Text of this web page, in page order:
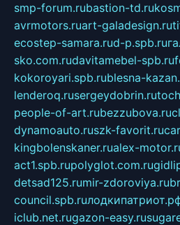
smp-forum.rubastion-td.ru
avrmotors.ruart-galadesign.ru
ecostep-samara.rud-p.spb.ru
sko.com.rudavitamebel-spb.ru
kokoroyari.spb.rublesna-
lenderoq.rusergeydobrin.ru
people-of-art.rubezzubova.ru
dynamoauto.ruszk-favorit.ru
kingbolenskaner.rualex-
act1.spb.rupolyglot.com.ru
detsad125.rumir-zdoroviya.ru
council.spb.ru
iclub.net.rugazon-easy.ru